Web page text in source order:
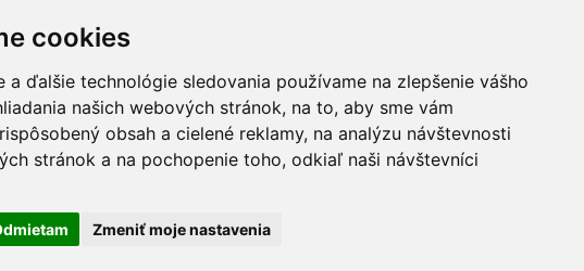
cookies
a ďalšie technológie sledovania používame na zlepšenie vášho
našich webových stránok, na to, aby sme vám
obsah a cielené reklamy, na analýzu návštevnosti
stránok a na pochopenie toho, odkiaľ naši návštevníci
Zmeniť moje nastavenia
fórum Zaujímavé linky Kontakty
pracovníkov. Akákoľvek rada
otázky je poskytnúť čo možno
môžu naše rady pomôcť lekárom
odporúčame bezodkladne vyhľadať
žiadnu zodpovednosť za správnosť,